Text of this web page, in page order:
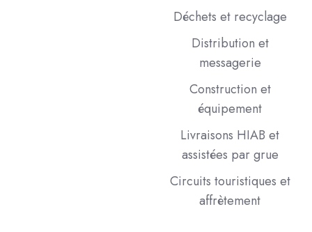
Déchets et recyclage
Distribution et
messagerie
Construction et
équipement
Livraisons HIAB et
assistées par grue
Circuits touristiques et
affrètement